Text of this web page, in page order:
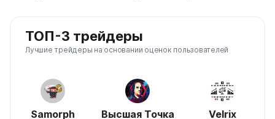
ТОП-3 трейдеры
Лучшие трейдеры на основании оценок пользователей
Samorph Высшая Точка Velrix